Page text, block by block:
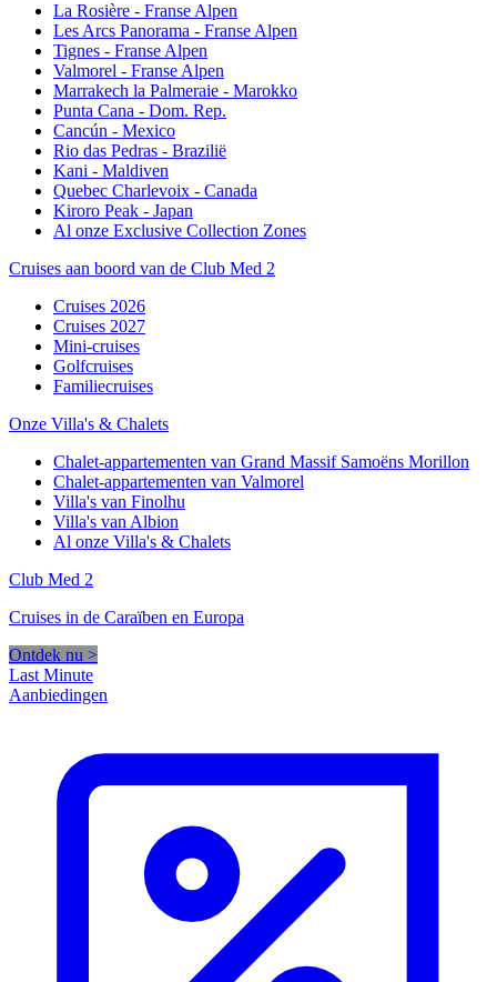
La Rosière - Franse Alpen
Les Arcs Panorama - Franse Alpen
Tignes - Franse Alpen
Valmorel - Franse Alpen
Marrakech la Palmeraie - Marokko
Punta Cana - Dom. Rep.
Cancún - Mexico
Rio das Pedras - Brazilië
Kani - Maldiven
Quebec Charlevoix - Canada
Kiroro Peak - Japan
Al onze Exclusive Collection Zones
Cruises aan boord van de Club Med 2
Cruises 2026
Cruises 2027
Mini-cruises
Golfcruises
Familiecruises
Onze Villa's & Chalets
Chalet-appartementen van Grand Massif Samoëns Morillon
Chalet-appartementen van Valmorel
Villa's van Finolhu
Villa's van Albion
Al onze Villa's & Chalets
Club Med 2
Cruises in de Caraïben en Europa
Ontdek nu >
Last Minute
Aanbiedingen